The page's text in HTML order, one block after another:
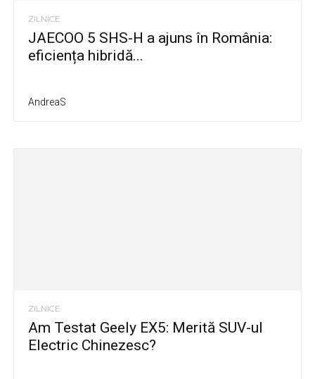
ZILNICE
JAECOO 5 SHS-H a ajuns în România:
eficiența hibridă...
AndreaS
ZILNICE
Am Testat Geely EX5: Merită SUV-ul
Electric Chinezesc?